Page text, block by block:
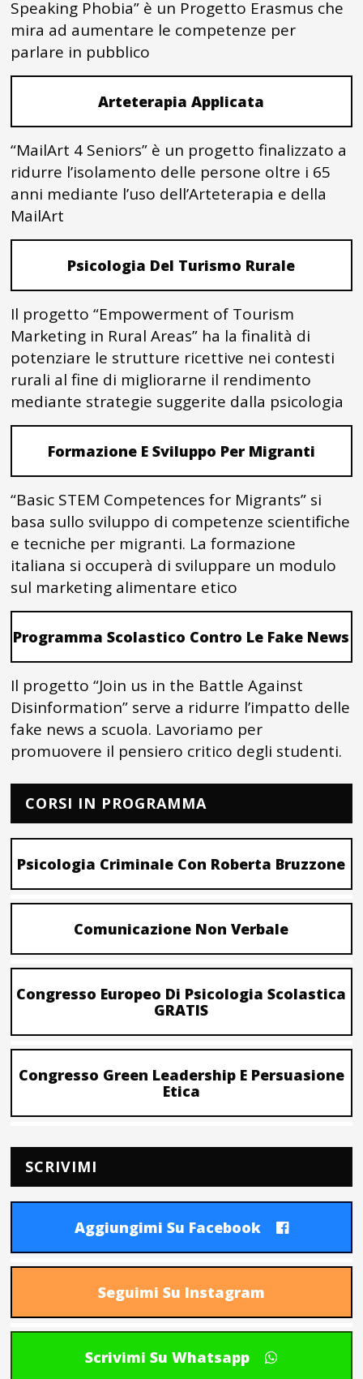
Speaking Phobia” è un Progetto Erasmus che
mira ad aumentare le competenze per
parlare in pubblico
Arteterapia Applicata
“MailArt 4 Seniors” è un progetto finalizzato a
ridurre l’isolamento delle persone oltre i 65
anni mediante l’uso dell’Arteterapia e della
MailArt
Psicologia Del Turismo Rurale
Il progetto “Empowerment of Tourism
Marketing in Rural Areas” ha la finalità di
potenziare le strutture ricettive nei contesti
rurali al fine di migliorarne il rendimento
mediante strategie suggerite dalla psicologia
Formazione E Sviluppo Per Migranti
“Basic STEM Competences for Migrants” si
basa sullo sviluppo di competenze scientifiche
e tecniche per migranti. La formazione
italiana si occuperà di sviluppare un modulo
sul marketing alimentare etico
Programma Scolastico Contro Le Fake News
Il progetto “Join us in the Battle Against
Disinformation” serve a ridurre l’impatto delle
fake news a scuola. Lavoriamo per
promuovere il pensiero critico degli studenti.
CORSI IN PROGRAMMA
Psicologia Criminale Con Roberta Bruzzone
Comunicazione Non Verbale
Congresso Europeo Di Psicologia Scolastica
GRATIS
Congresso Green Leadership E Persuasione
Etica
SCRIVIMI
Aggiungimi Su Facebook
Seguimi Su Instagram
Scrivimi Su Whatsapp